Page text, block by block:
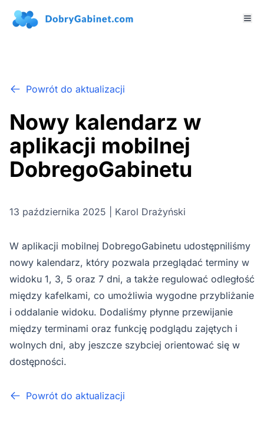
Powrót do aktualizacji
Nowy kalendarz w
aplikacji mobilnej
DobregoGabinetu
13 października 2025 | Karol Drażyński
W aplikacji mobilnej DobregoGabinetu udostępniliśmy
nowy kalendarz, który pozwala przeglądać terminy w
widoku 1, 3, 5 oraz 7 dni, a także regulować odległość
między kafelkami, co umożliwia wygodne przybliżanie
i oddalanie widoku. Dodaliśmy płynne przewijanie
między terminami oraz funkcję podglądu zajętych i
wolnych dni, aby jeszcze szybciej orientować się w
dostępności.
Powrót do aktualizacji